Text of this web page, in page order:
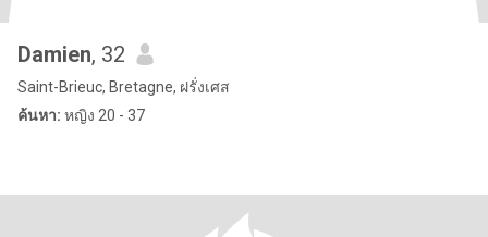
Damien, 32
Saint-Brieuc, Bretagne, ฝรั่งเศส
ค้นหา: หญิง 20 - 37